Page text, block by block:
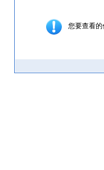
您要查看